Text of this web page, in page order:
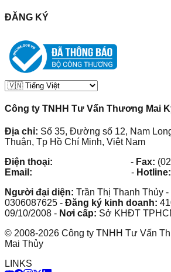
ĐĂNG KÝ
Công ty TNHH Tư Vấn Thương Mai
Địa chỉ: Số 35, Đường số 12, Nam
Thuận, Tp Hồ Chí Minh, Việt Nam
Điện thoại:
- Fax:
Email:
- Hotline:
Người đại diện: Trần Thị Thanh Thủy -
0306087625 - Đăng ký kinh doanh:
09/10/2008 - Nơi cấp: Sở KHĐT
© 2008-2026 Công ty TNHH Tư Vấn
Mai Thủy
LINKS